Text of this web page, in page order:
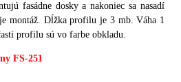
fasádne dosky a nakoniec sa nasadí
montáž. Dĺžka profilu je 3 mb. Váha 1
profilu sú vo farbe obkladu.
FS-251